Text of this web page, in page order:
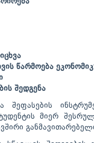
წარმოება
შედგენა
მიერ